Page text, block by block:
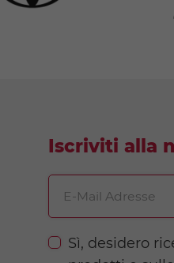
Iscriviti alla
Sì, desidero